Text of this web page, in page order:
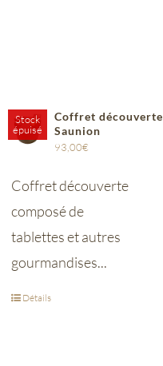
Stock
épuisé
Coffret découverte
Saunion
93,00€
Coffret découverte
composé de
tablettes et autres
gourmandises...
Détails